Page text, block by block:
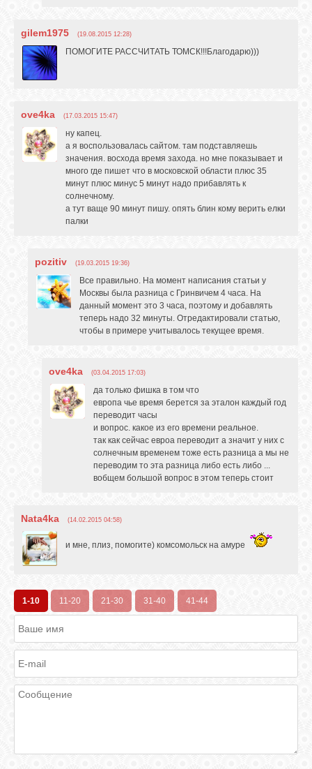
gilem1975 (19.08.2015 12:28)
ПОМОГИТЕ РАССЧИТАТЬ ТОМСК!!!Благодарю)))
ove4ka (17.03.2015 15:47)
ну капец.
а я воспользовалась сайтом. там подставляешь
значения. восхода время захода. но мне показывает и
много где пишет что в московской области плюс 35
минут плюс минус 5 минут надо прибавлять к
солнечному.
а тут ваще 90 минут пишу. опять блин кому верить елки
палки
pozitiv (19.03.2015 19:36)
Все правильно. На момент написания статьи у
Москвы была разница с Гринвичем 4 часа. На
данный момент это 3 часа, поэтому и добавлять
теперь надо 32 минуты. Отредактировали статью,
чтобы в примере учитывалось текущее время.
ove4ka (03.04.2015 17:03)
да только фишка в том что
европа чье время берется за эталон каждый год
переводит часы
и вопрос. какое из его времени реальное.
так как сейчас евроа переводит а значит у них с
солнечным временем тоже есть разница а мы не
переводим то эта разница либо есть либо ...
вобщем большой вопрос в этом теперь стоит
Nata4ka (14.02.2015 04:58)
и мне, плиз, помогите) комсомольск на амуре
1-10 11-20 21-30 31-40 41-44